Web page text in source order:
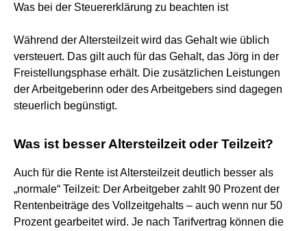
Was bei der Steuererklärung zu beachten ist
Während der Altersteilzeit wird das Gehalt wie üblich
versteuert. Das gilt auch für das Gehalt, das Jörg in der
Freistellungsphase erhält. Die zusätzlichen Leistungen
der Arbeitgeberinn oder des Arbeitgebers sind dagegen
steuerlich begünstigt.
Was ist besser Altersteilzeit oder Teilzeit?
Auch für die Rente ist Altersteilzeit deutlich besser als
„normale“ Teilzeit: Der Arbeitgeber zahlt 90 Prozent der
Rentenbeiträge des Vollzeitgehalts – auch wenn nur 50
Prozent gearbeitet wird. Je nach Tarifvertrag können die